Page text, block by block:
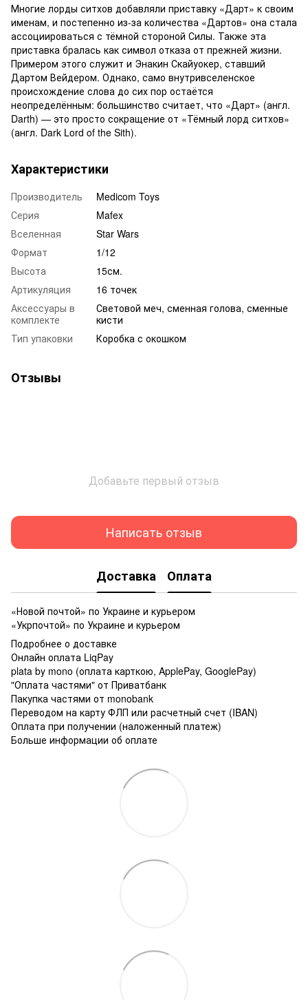
Многие лорды ситхов добавляли приставку «Дарт» к своим
именам, и постепенно из-за количества «Дартов» она стала
ассоциироваться с тёмной стороной Силы. Также эта
приставка бралась как символ отказа от прежней жизни.
Примером этого служит и Энакин Скайуокер, ставший
Дартом Вейдером. Однако, само внутривселенское
происхождение слова до сих пор остаётся
неопределённым: большинство считает, что «Дарт» (англ.
Darth) — это просто сокращение от «Тёмный лорд ситхов»
(англ. Dark Lord of the Sith).
Характеристики
Производитель
Medicom Toys
Серия
Mafex
Вселенная
Star Wars
Формат
1/12
Высота
15см.
Артикуляция
16 точек
Аксессуары в
комплекте
Световой меч, сменная голова, сменные
кисти
Тип упаковки
Коробка с окошком
Отзывы
Добавьте первый отзыв
Написать отзыв
Доставка Оплата
«Новой почтой» по Украине и курьером
«Укрпочтой» по Украине и курьером
Подробнее о доставке
Онлайн оплата LiqPay
plata by mono (оплата карткою, ApplePay, GooglePay)
"Оплата частями" от Приватбанк
Пакупка частями от monobank
Переводом на карту ФЛП или расчетный счет (IBAN)
Оплата при получении (наложенный платеж)
Больше информации об оплате